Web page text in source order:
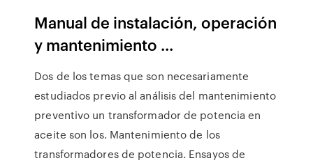
Manual de instalación, operación
y mantenimiento ...
Dos de los temas que son necesariamente
estudiados previo al análisis del mantenimiento
preventivo un transformador de potencia en
aceite son los. Mantenimiento de los
transformadores de potencia. Ensayos de